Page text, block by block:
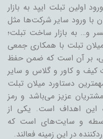
۱۳۸۹ همراه با ورود اولین تبلت ایپد به بازار
با ورود سایر شرکت‌ها مثل
و… به بازار ساخت تبلت؛
تبلت با همکاری جمعی
بر آن است که ضمن حفظ
کیف و کاور و گلاس و سایر
دستاورد میلان تبلت
عزیز می‌باشد و رمز
این اهداف است. یکی از
و سایت‌های است که
در این زمینه فعالند.